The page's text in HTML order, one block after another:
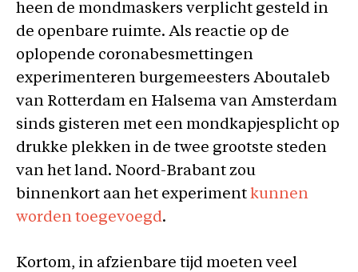
heen de mondmaskers verplicht gesteld in
de openbare ruimte. Als reactie op de
oplopende coronabesmettingen
experimenteren burgemeesters Aboutaleb
van Rotterdam en Halsema van Amsterdam
sinds gisteren met een mondkapjesplicht op
drukke plekken in de twee grootste steden
van het land. Noord-Brabant zou
binnenkort aan het experiment kunnen
worden toegevoegd.
Kortom, in afzienbare tijd moeten veel